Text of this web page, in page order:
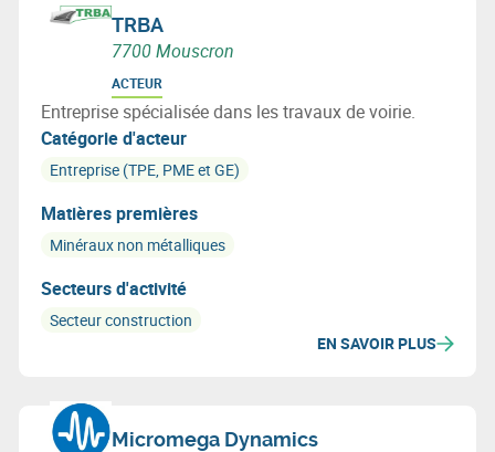
TRBA
7700 Mouscron
ACTEUR
Entreprise spécialisée dans les travaux de voirie.
Catégorie d'acteur
Entreprise (TPE, PME et GE)
Matières premières
Minéraux non métalliques
Secteurs d'activité
Secteur construction
EN SAVOIR PLUS
Micromega Dynamics